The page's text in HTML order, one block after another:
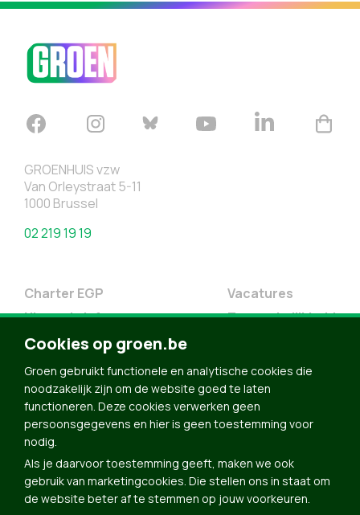
GROENHUIS vzw
Van Orleystraat 5-11
1000 Brussel
02 219 19 19
Charter EGP
Nieuwsbrief
Doe Mee
Contact
Groen in je buurt
Meldpunt
Vacatures
Toegankelijkheid
Word lid
Agenda
Bekijk kalender
Cookies op groen.be
Groen gebruikt functionele en analytische cookies die
noodzakelijk zijn om de website goed te laten
functioneren. Deze cookies verwerken geen
persoonsgegevens en hier is geen toestemming voor
nodig.
Als je daarvoor toestemming geeft, maken we ook
gebruik van marketingcookies. Die stellen ons in staat om
de website beter af te stemmen op jouw voorkeuren.